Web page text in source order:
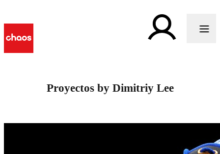
Proyectos by Dimitriy Lee